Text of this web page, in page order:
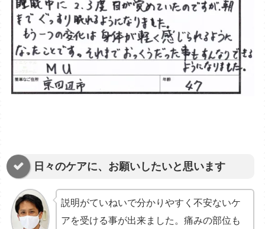
日々のケアに、お願いしたいと思います
説明がていねいで分かりやすく不安ないケ
アを受ける事が出来ました。痛みの部位も